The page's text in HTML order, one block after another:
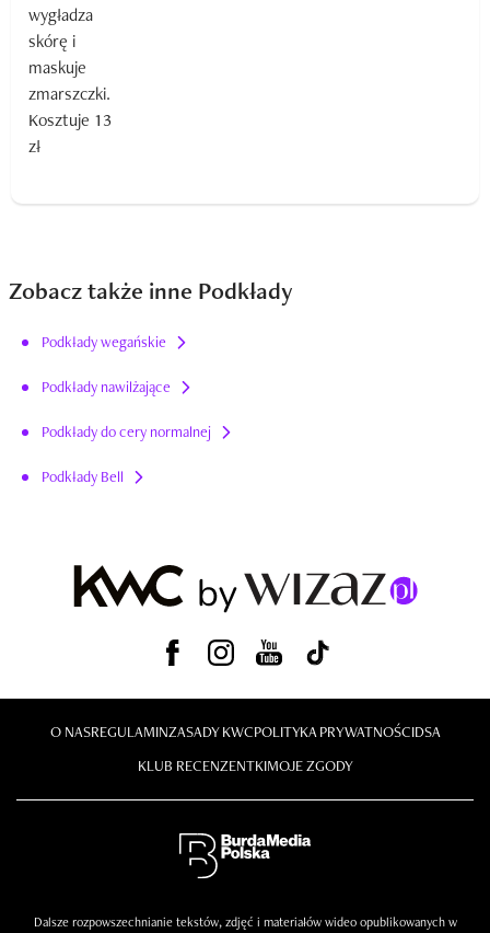
Zobacz także inne Podkłady
Podkłady wegańskie
Podkłady nawilżające
Podkłady do cery normalnej
Podkłady Bell
O NASREGULAMINZASADY KWCPOLITYKA PRYWATNOŚCIDSA
KLUB RECENZENTKIMOJE ZGODY
Dalsze rozpowszechnianie tekstów, zdjęć i materiałów wideo opublikowanych w